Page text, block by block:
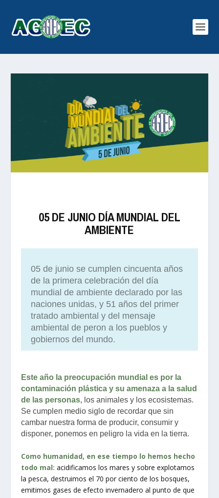
05 DE JUNIO DÍA MUNDIAL DEL
AMBIENTE
05 de junio se cumplen cincuenta años
de la primera celebración del día
mundial de ambiente declarado por las
naciones unidas, y 51 años del primer
tratado ambiental y del mensaje
ambiental de peron a los pueblos y
gobiernos del mundo.
Este año la preocupación mundial es por la
contaminación plástica y su amenaza a la salud
de las personas, los animales y los ecosistemas.
Se cumplen medio siglo de recordar que sin
cambar nuestra forma de producir, consumir y
disponer, ponemos en peligro la vida en la tierra.
Como humanidad, en ese tiempo lo hemos hecho
todo mal: acidificamos los mares y sobre explotamos
la pesca, destruimos el 70 por ciento de los bosques,
emitimos gases de efecto invernadero al punto de que